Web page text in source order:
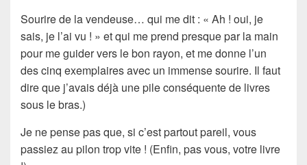
Sourire de la vendeuse… qui me dit : « Ah ! oui, je
sais, je l’ai vu ! » et qui me prend presque par la main
pour me guider vers le bon rayon, et me donne l’un
des cinq exemplaires avec un immense sourire. Il faut
dire que j’avais déjà une pile conséquente de livres
sous le bras.)
Je ne pense pas que, si c’est partout pareil, vous
passiez au pilon trop vite ! (Enfin, pas vous, votre livre